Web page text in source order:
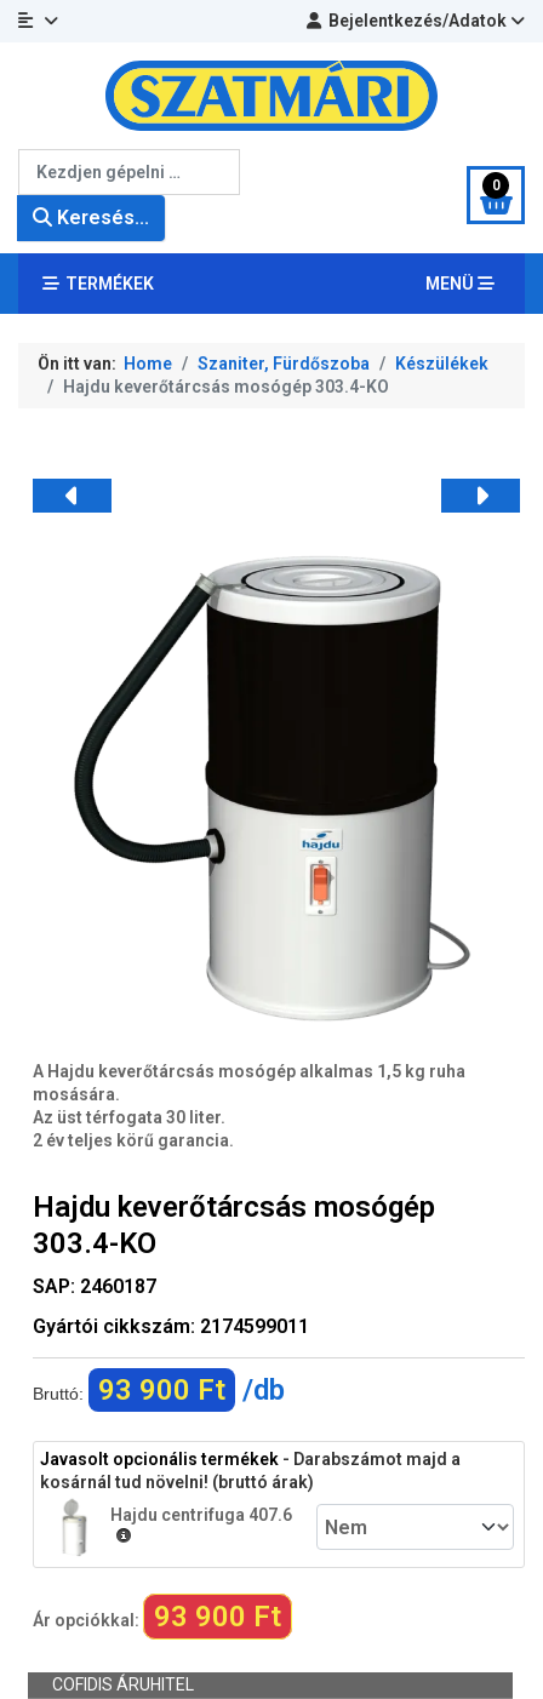
Bejelentkezés/Adatok
Keresés...
0
TERMÉKEK MENÜ
Ön itt van: Home Szaniter, Fürdőszoba
Készülékek
Hajdu keverőtárcsás mosógép 303.4-KO
A Hajdu keverőtárcsás mosógép alkalmas 1,5 kg ruha
mosására.
Az üst térfogata 30 liter.
2 év teljes körű garancia.
Hajdu keverőtárcsás mosógép
303.4-KO
SAP: 2460187
Gyártói cikkszám: 2174599011
Bruttó: 93 900 Ft /db
Javasolt opcionális termékek - Darabszámot majd a
kosárnál tud növelni! (bruttó árak)
Hajdu centrifuga 407.6
Ár opciókkal: 93 900 Ft